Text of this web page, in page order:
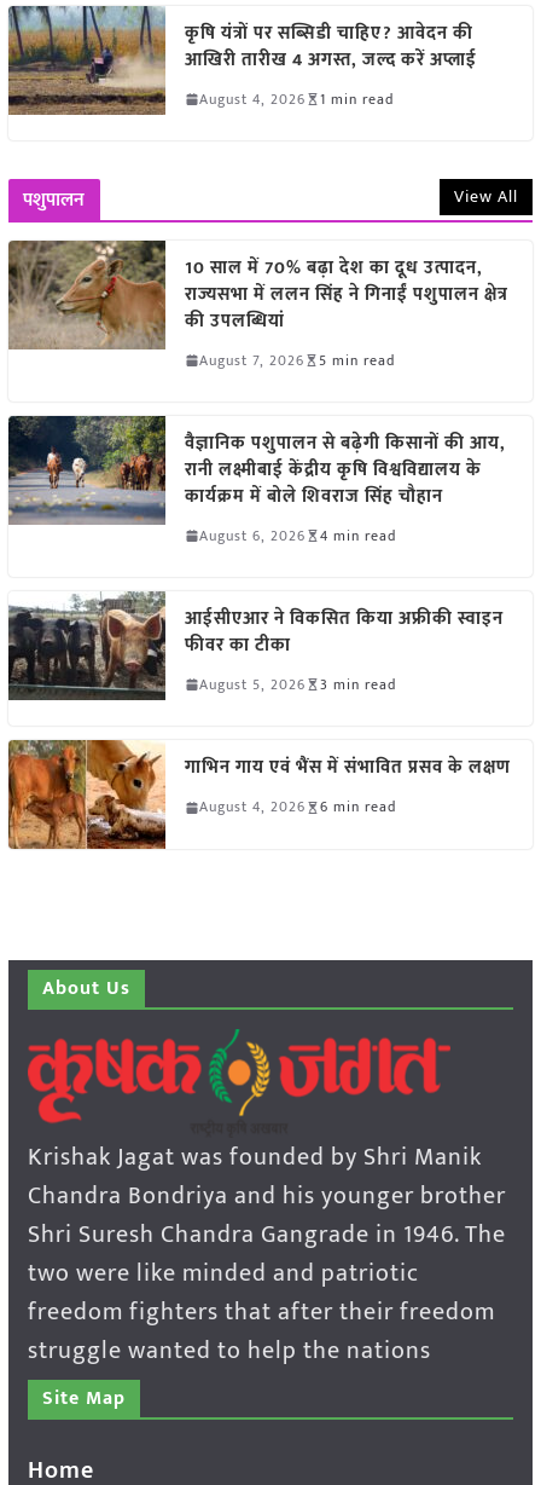
कृषि यंत्रों पर सब्सिडी चाहिए? आवेदन की
आखिरी तारीख 4 अगस्त, जल्द करें अप्लाई
August 4, 2026 1 min read
पशुपालन View All
10 साल में 70% बढ़ा देश का दूध उत्पादन,
राज्यसभा में ललन सिंह ने गिनाईं पशुपालन क्षेत्र
की उपलब्धियां
August 7, 2026 5 min read
वैज्ञानिक पशुपालन से बढ़ेगी किसानों की आय,
रानी लक्ष्मीबाई केंद्रीय कृषि विश्वविद्यालय के
कार्यक्रम में बोले शिवराज सिंह चौहान
August 6, 2026 4 min read
आईसीएआर ने विकसित किया अफ्रीकी स्वाइन
फीवर का टीका
August 5, 2026 3 min read
गाभिन गाय एवं भैंस में संभावित प्रसव के लक्षण
August 4, 2026 6 min read
About Us
Krishak Jagat was founded by Shri Manik
Chandra Bondriya and his younger brother
Shri Suresh Chandra Gangrade in 1946. The
two were like minded and patriotic
freedom fighters that after their freedom
struggle wanted to help the nations
Site Map
Home